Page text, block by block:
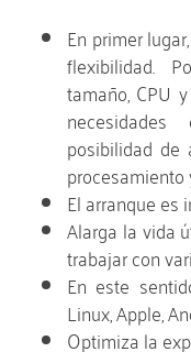
En primer
flexibilidad.
tamaño, CPU
posibilidad de
El arranque es
Alarga la vida
trabajar con
En este
Linux, Apple,
Optimiza la